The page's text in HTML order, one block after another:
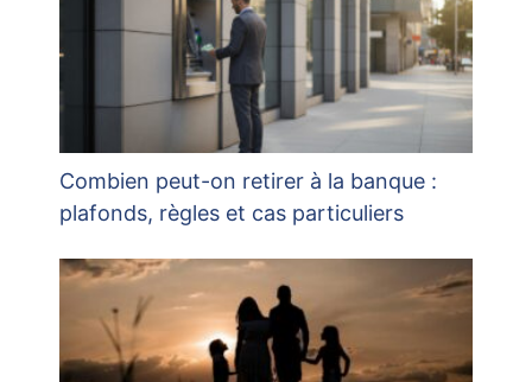
Combien peut-on retirer à la banque :
plafonds, règles et cas particuliers